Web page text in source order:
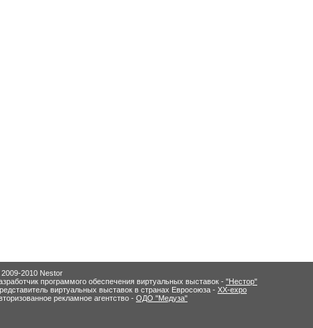
2010 Nestor
программого обеспечения виртуальных выставок - "Нестор"
виртуальных выставок в странах Евросоюза - XX-expo
рекламное агентство - ОДО "Медуза"